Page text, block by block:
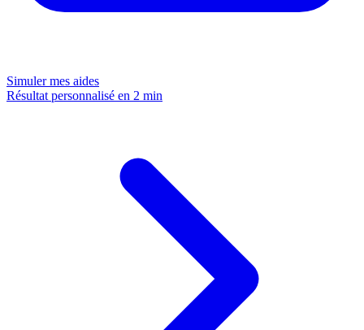
Simuler mes aides
Résultat personnalisé en 2 min